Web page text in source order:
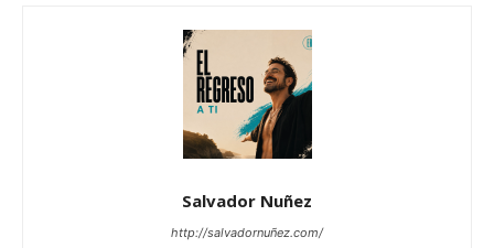
Salvador Nuñez
http://salvadornuñez.com/